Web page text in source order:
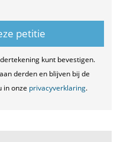
kunt bevestigen.
derden en blijven bij de
in onze privacyverklaring.